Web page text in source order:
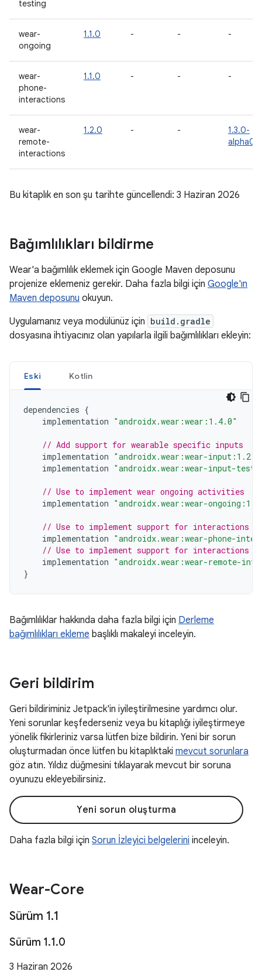
testing
wear-
ongoing
1.1.0 - - -
wear-
phone-
interactions
1.1.0 - - -
wear-
remote-
interactions
1.2.0 - -
1.3.0-
alpha01
Bu kitaplık en son şu tarihte güncellendi: 3 Haziran 2026
Bağımlılıkları bildirme
Wear'a bağımlılık eklemek için Google Maven deposunu
projenize eklemeniz gerekir. Daha fazla bilgi için Google'ın
Maven deposunu okuyun.
Uygulamanız veya modülünüz için build.gradle
dosyasına ihtiyacınız olan yapılarla ilgili bağımlılıkları ekleyin:
Eski Kotlin
dependencies {
implementation "androidx.wear:wear:1.4.0"
// Add support for wearable specific inputs
implementation "androidx.wear:wear-
implementation "androidx.wear:wear-input-
// Use to implement wear ongoing activities
implementation "androidx.wear:wear-
// Use to implement support for interactions
implementation "androidx.wear:wear-phone-
// Use to implement support for interactions
implementation "androidx.wear:wear-remote-
}
Bağımlılıklar hakkında daha fazla bilgi için Derleme
bağımlılıkları ekleme başlıklı makaleyi inceleyin.
Geri bildirim
Geri bildiriminiz Jetpack'in iyileştirilmesine yardımcı olur.
Yeni sorunlar keşfederseniz veya bu kitaplığı iyileştirmeye
yönelik fikirleriniz varsa lütfen bize bildirin. Yeni bir sorun
oluşturmadan önce lütfen bu kitaplıktaki mevcut sorunlara
göz atın. Yıldız düğmesini tıklayarak mevcut bir soruna
oyunuzu ekleyebilirsiniz.
Yeni sorun oluşturma
Daha fazla bilgi için Sorun İzleyici belgelerini inceleyin.
Wear-Core
Sürüm 1.1
Sürüm 1.1.0
3 Haziran 2026